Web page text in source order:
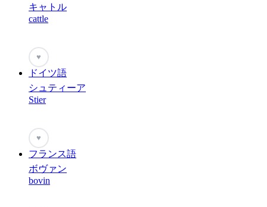
キャトル
cattle
♥
ドイツ語
シュティーア
Stier
♥
フランス語
ボヴァン
bovin